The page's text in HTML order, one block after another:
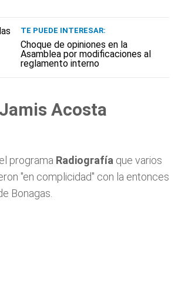
TE PUEDE INTERESAR:
Choque de opiniones en la
Asamblea por modificaciones al
reglamento interno
Acosta
programa Radiografía que varios
"en complicidad" con la entonces
Bonagas.